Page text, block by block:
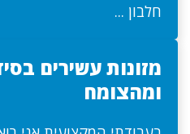
חלבון ...
מזונות עשירים
ומהצומח